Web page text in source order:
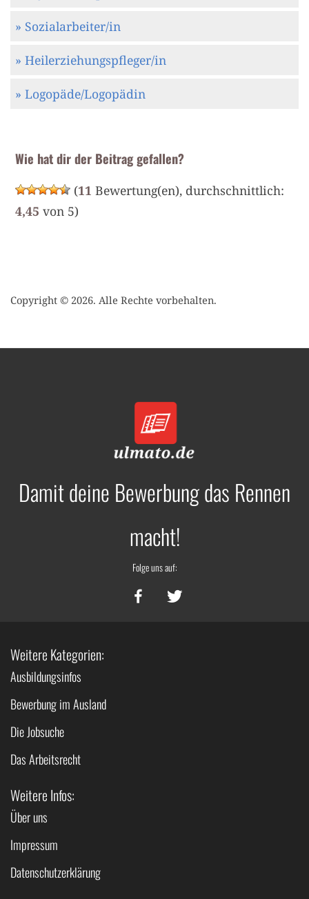
» Sozialarbeiter/in
» Heilerziehungspfleger/in
» Logopäde/Logopädin
Wie hat dir der Beitrag gefallen?
(11 Bewertung(en), durchschnittlich:
4,45 von 5)
Copyright © 2026. Alle Rechte vorbehalten.
Damit deine Bewerbung das Rennen
macht!
Folge uns auf:
Weitere Kategorien:
Ausbildungsinfos
Bewerbung im Ausland
Die Jobsuche
Das Arbeitsrecht
Weitere Infos:
Über uns
Impressum
Datenschutzerklärung